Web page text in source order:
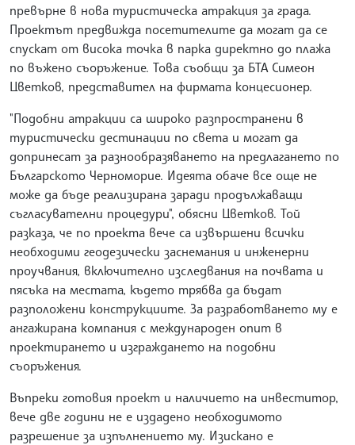
превърне в нова туристическа атракция за града.
Проектът предвижда посетителите да могат да се
спускат от висока точка в парка директно до плажа
по въжено съоръжение. Това съобщи за БТА Симеон
Цветков, представител на фирмата концесионер.
"Подобни атракции са широко разпространени в
туристически дестинации по света и могат да
допринесат за разнообразяването на предлагането по
Българското Черноморие. Идеята обаче все още не
може да бъде реализирана заради продължаващи
съгласувателни процедури", обясни Цветков. Той
разказа, че по проекта вече са извършени всички
необходими геодезически заснемания и инженерни
проучвания, включително изследвания на почвата и
пясъка на местата, където трябва да бъдат
разположени конструкциите. За разработването му е
ангажирана компания с международен опит в
проектирането и изграждането на подобни
съоръжения.
Въпреки готовия проект и наличието на инвеститор,
вече две години не е издадено необходимото
разрешение за изпълнението му. Изискано е